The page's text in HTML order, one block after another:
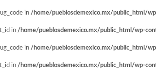
in /home/pueblosdemexico.mx/public_html/
in /home/pueblosdemexico.mx/public_html/wp-
in /home/pueblosdemexico.mx/public_html/
in /home/pueblosdemexico.mx/public_html/wp-